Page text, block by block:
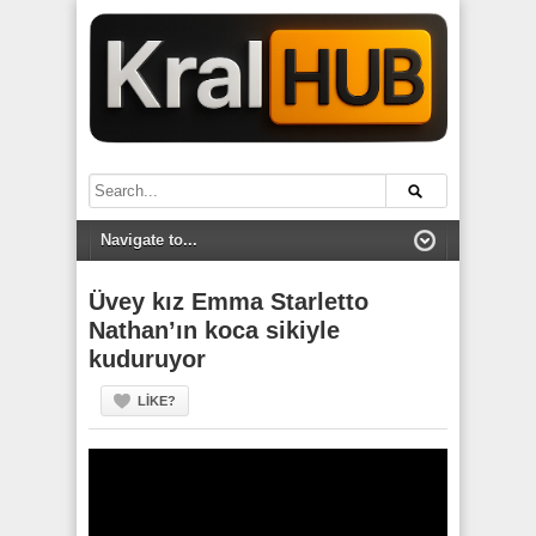
Üvey kız Emma Starletto
Nathan’ın koca sikiyle
kuduruyor
LIKE?